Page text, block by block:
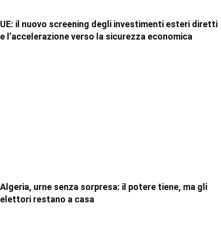
UE: il nuovo screening degli investimenti esteri diretti
e l’accelerazione verso la sicurezza economica
Algeria, urne senza sorpresa: il potere tiene, ma gli
elettori restano a casa